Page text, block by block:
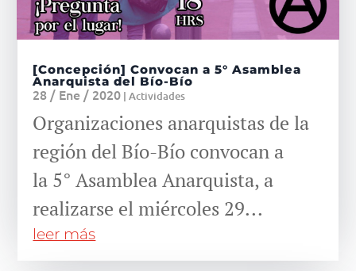
[Concepción] Convocan a 5° Asamblea
Anarquista del Bío-Bío
28 / Ene / 2020 |Actividades
Organizaciones anarquistas de la
región del Bío-Bío convocan a
la 5° Asamblea Anarquista, a
realizarse el miércoles 29...
leer más